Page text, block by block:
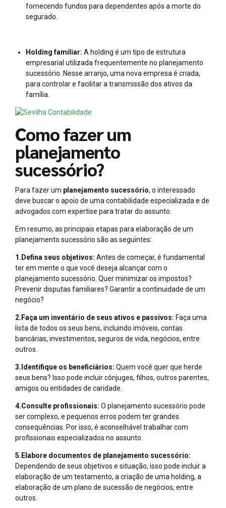
fornecendo fundos para dependentes após a morte do
segurado.
Holding familiar: A holding é um tipo de estrutura
empresarial utilizada frequentemente no planejamento
sucessório. Nesse arranjo, uma nova empresa é criada,
para controlar e facilitar a transmissão dos ativos da
família.
Como fazer um
planejamento
sucessório?
Para fazer um planejamento sucessório, o interessado
deve buscar o apoio de uma contabilidade especializada e de
advogados com expertise para tratar do assunto.
Em resumo, as principais etapas para elaboração de um
planejamento sucessório são as seguintes:
1.Defina seus objetivos: Antes de começar, é fundamental
ter em mente o que você deseja alcançar com o
planejamento sucessório. Quer minimizar os impostos?
Prevenir disputas familiares? Garantir a continuidade de um
negócio?
2.Faça um inventário de seus ativos e passivos: Faça uma
lista de todos os seus bens, incluindo imóveis, contas
bancárias, investimentos, seguros de vida, negócios, entre
outros.
3.Identifique os beneficiários: Quem você quer que herde
seus bens? Isso pode incluir cônjuges, filhos, outros parentes,
amigos ou entidades de caridade.
4.Consulte profissionais: O planejamento sucessório pode
ser complexo, e pequenos erros podem ter grandes
consequências. Por isso, é aconselhável trabalhar com
profissionais especializados no assunto.
5.Elabore documentos de planejamento sucessório:
Dependendo de seus objetivos e situação, isso pode incluir a
elaboração de um testamento, a criação de uma holding, a
elaboração de um plano de sucessão de negócios, entre
outros.